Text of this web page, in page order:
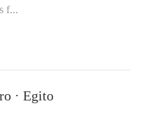
f...
· Egito